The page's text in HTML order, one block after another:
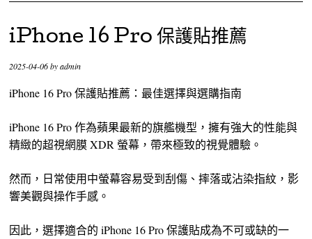
iPhone 16 Pro 保護貼推薦
2025-04-06byadmin
iPhone 16 Pro 保護貼推薦：最佳選擇與選購指南
iPhone 16 Pro 作為蘋果最新的旗艦機型，擁有強大的性能與
精緻的超視網膜 XDR 螢幕，帶來極致的視覺體驗。
然而，日常使用中螢幕容易受到刮傷、摔落或沾染指紋，影
響美觀與操作手感。
因此，選擇適合的 iPhone 16 Pro 保護貼成為不可或缺的一